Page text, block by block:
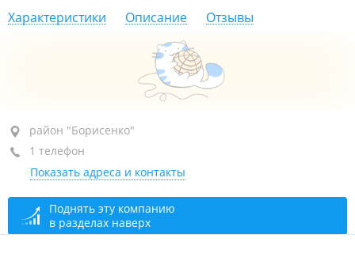
Характеристики Описание Отзывы
район "Борисенко", ул. Часовитина, 11
+7 (423) 292-75-22
По предварительной записи
через 56 мин.
район "Борисенко"
1 телефон
Показать адреса и контакты
Поднять эту компанию
в разделах наверх